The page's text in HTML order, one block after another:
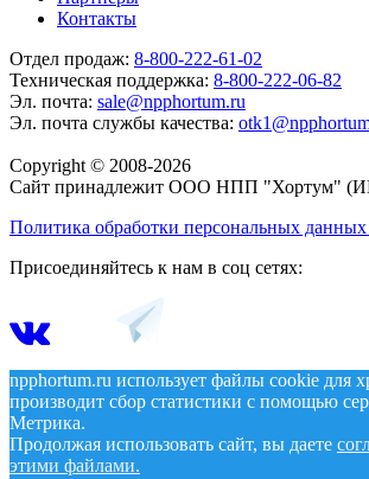
Контакты
Отдел продаж: 8-800-222-61-02
Техническая поддержка: 8-800-222-06-82
Эл. почта: sale@npphortum.ru
Эл. почта службы качества:
Copyright © 2008-2026
Cайт принадлежит ООО НПП "Хортум"
Политика обработки персональных данных
Присоединяйтесь к нам в соц сетях:
npphortum.ru использует файлы cookie для
производит сбор статистики с помощью
Метрика.
Продолжая использовать сайт, вы даете
этими файлами.